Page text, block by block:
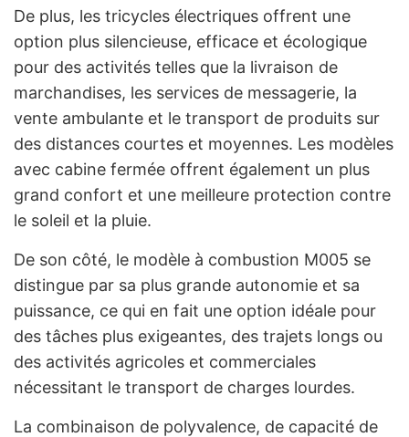
De plus, les tricycles électriques offrent une
option plus silencieuse, efficace et écologique
pour des activités telles que la livraison de
marchandises, les services de messagerie, la
vente ambulante et le transport de produits sur
des distances courtes et moyennes. Les modèles
avec cabine fermée offrent également un plus
grand confort et une meilleure protection contre
le soleil et la pluie.
De son côté, le modèle à combustion M005 se
distingue par sa plus grande autonomie et sa
puissance, ce qui en fait une option idéale pour
des tâches plus exigeantes, des trajets longs ou
des activités agricoles et commerciales
nécessitant le transport de charges lourdes.
La combinaison de polyvalence, de capacité de